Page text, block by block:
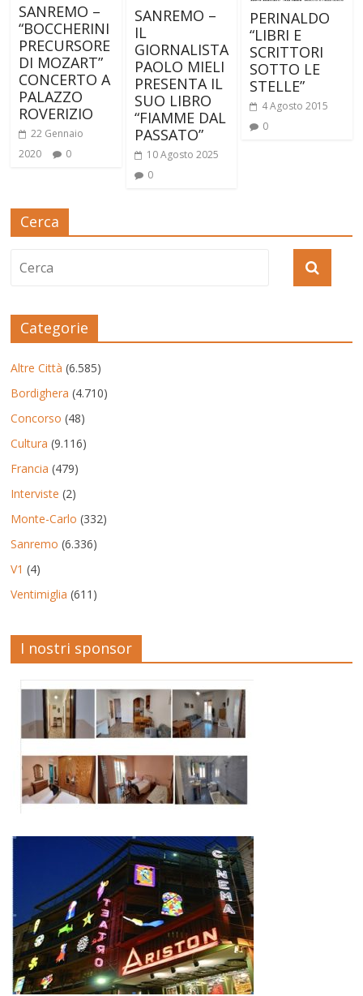
SANREMO –
“BOCCHERINI
PRECURSORE
DI MOZART”
CONCERTO A
PALAZZO
ROVERIZIO
22 Gennaio
2020
0
SANREMO –
IL
GIORNALISTA
PAOLO MIELI
PRESENTA IL
SUO LIBRO
“FIAMME DAL
PASSATO”
10 Agosto 2025
0
PERINALDO
“LIBRI E
SCRITTORI
SOTTO LE
STELLE”
4 Agosto 2015
0
Cerca
Categorie
Altre Città (6.585)
Bordighera (4.710)
Concorso (48)
Cultura (9.116)
Francia (479)
Interviste (2)
Monte-Carlo (332)
Sanremo (6.336)
V1 (4)
Ventimiglia (611)
I nostri sponsor